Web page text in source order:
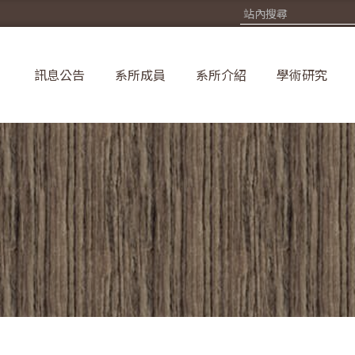
訊息公告 系所成員 系所介紹 學術研究